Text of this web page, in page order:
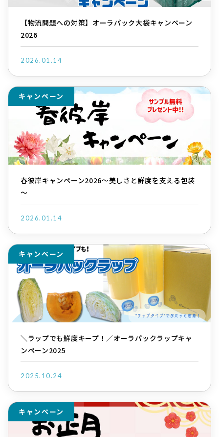
【物流問題への対策】オーラパック大袋キャンペーン
2026
2026.01.14
キャンペーン
春彼岸キャンペーン2026～美しさと鮮度を支える包装
～
2026.01.14
キャンペーン
＼ラップでも鮮度キープ！／オーラパックラップキャ
ンペーン2025
2025.10.24
キャンペーン